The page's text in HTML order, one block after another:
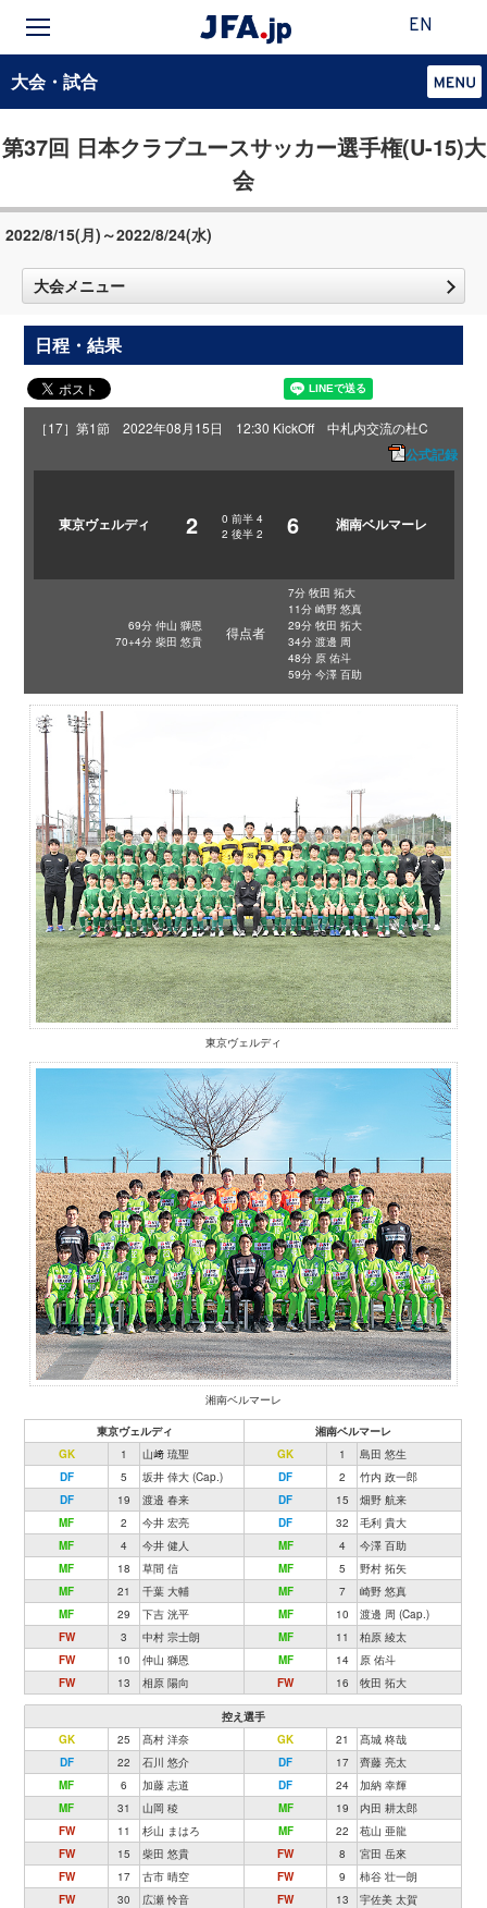
EN
大会・試合
第37回 日本クラブユースサッカー選手権(U-15)大
会
2022/8/15(月)～2022/8/24(水)
大会メニュー
日程・結果
［17］第1節 2022年08月15日 12:30 KickOff 中札内交流の杜C
公式記録
東京ヴェルディ 2 0 前半 4
2 後半 2 6 湘南ベルマーレ
69分 仲山 獅恩
70+4分 柴田 悠貴
得点者
7分 牧田 拓大
11分 崎野 悠真
29分 牧田 拓大
34分 渡邊 周
48分 原 佑斗
59分 今澤 百助
東京ヴェルディ
湘南ベルマーレ
東京ヴェルディ
湘南ベルマーレ
GK
1 山﨑 琉聖 GK 1
島田 悠生
DF
5 坂井 倖大 (Cap.) DF 2
竹内 政一郎
DF
19 渡邉 春来 DF 15
畑野 航来
MF
2 今井 宏亮 DF 32
毛利 貴大
MF
4 今井 健人 MF 4
今澤 百助
MF
18 草間 信 MF 5
野村 拓矢
MF
21 千葉 大輔 MF 7
崎野 悠真
MF
29 下吉 洸平 MF 10
渡邊 周 (Cap.)
FW
3 中村 宗士朗 MF 11
柏原 綾太
FW
10 仲山 獅恩 MF 14
原 佑斗
FW
13 相原 陽向 FW 16 牧田 拓大
控え選手
GK
25 髙村 洋奈 GK 21
髙城 柊哉
DF
22 石川 悠介 DF 17
齊藤 亮太
MF
6 加藤 志道 DF 24
加納 幸輝
MF
31 山岡 稜 MF 19
内田 耕太郎
FW
11 杉山 まはろ MF 22
苞山 亜龍
FW
15 柴田 悠貴 FW 8
宮田 岳來
FW
17 古市 晴空 FW 9
柿谷 壮一朗
FW
30 広瀬 怜音 FW 13
宇佐美 太賀